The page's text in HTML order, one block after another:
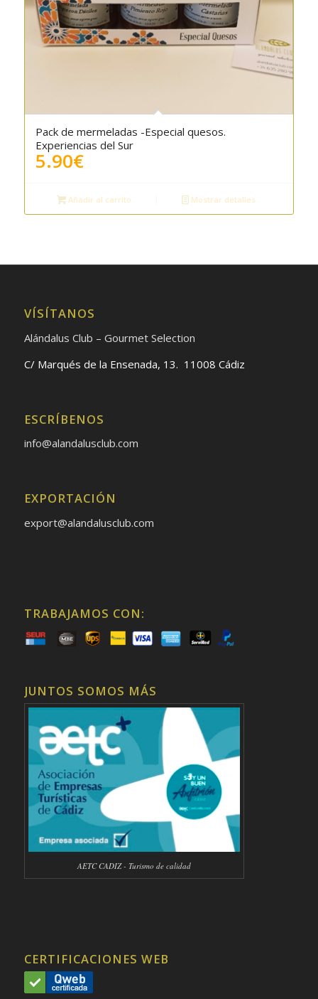
Pack de mermeladas -Especial quesos.
Experiencias del Sur
5.90€
Añadir al carrito Mostrar detalles
VÍSÍTANOS
Alándalus Club – Gourmet Selection
C/ Marqués de la Ensenada, 13. 11008 Cádiz
ESCRÍBENOS
info@alandalusclub.com
EXPORTACIÓN
export@alandalusclub.com
TRABAJAMOS CON:
JUNTOS SOMOS MÁS
AETC CADIZ - Turismo de calidad
CERTIFICACIONES WEB